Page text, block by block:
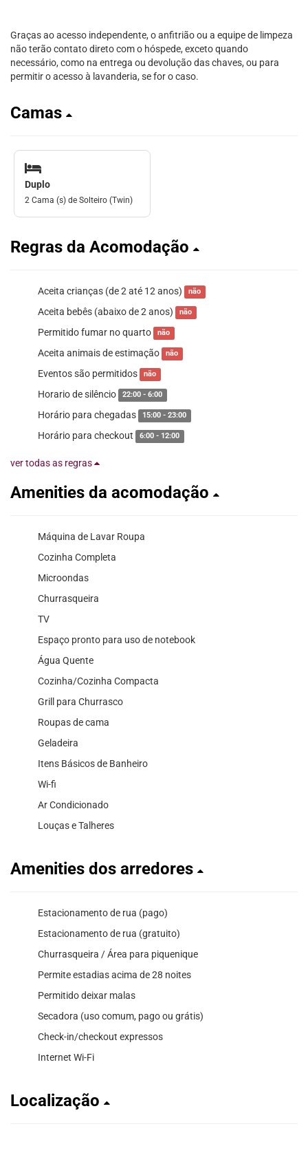
Graças ao acesso independente, o anfitrião ou a equipe de limpeza
não terão contato direto com o hóspede, exceto quando
necessário, como na entrega ou devolução das chaves, ou para
permitir o acesso à lavanderia, se for o caso.
Camas
Duplo
2 Cama (s) de Solteiro (Twin)
Regras da Acomodação
Aceita crianças (de 2 até 12 anos) não
Aceita bebês (abaixo de 2 anos) não
Permitido fumar no quarto não
Aceita animais de estimação não
Eventos são permitidos não
Horario de silêncio 22:00 - 6:00
Horário para chegadas 15:00 - 23:00
Horário para checkout 6:00 - 12:00
ver todas as regras
Amenities da acomodação
Máquina de Lavar Roupa
Cozinha Completa
Microondas
Churrasqueira
TV
Espaço pronto para uso de notebook
Água Quente
Cozinha/Cozinha Compacta
Grill para Churrasco
Roupas de cama
Geladeira
Itens Básicos de Banheiro
Wi-fi
Ar Condicionado
Louças e Talheres
Amenities dos arredores
Estacionamento de rua (pago)
Estacionamento de rua (gratuito)
Churrasqueira / Área para piquenique
Permite estadias acima de 28 noites
Permitido deixar malas
Secadora (uso comum, pago ou grátis)
Check-in/checkout expressos
Internet Wi-Fi
Localização